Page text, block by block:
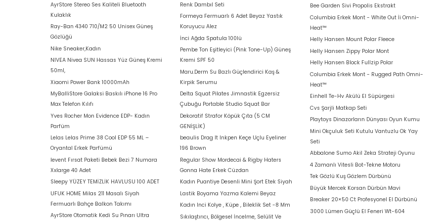
AyrStore Stereo Ses Kaliteli Bluetooth
Kulaklık
Ray-Ban 4340 710/M2 50 Unisex Güneş
Gözlüğü
Nike Sneaker,Kadın
NIVEA Nivea SUN Hassas Yüz Güneş Kremi
50ml,
Xiaomi Power Bank 10000mAh
MyBalliStore Galaksi Baskılı iPhone 16 Pro
Max Telefon Kılıfı
Yves Rocher Mon Evidence EDP- Kadın
Parfüm
Lelas Lelas Prime 38 Cool EDP 55 ML –
Oryantal Erkek Parfümü
levent Fırsat Paketi Bebek Bezi 7 Numara
Xxlarge 40 Adet
Sleepy YÜZEY TEMİZLİK HAVLUSU 100 ADET
UFUK HOME Milas 211 Masalı Siyah
Fermuarlı Bahçe Balkon Takımı
AyrStore Otomatik Kedi Su Pınarı Ultra
Renk Dambıl Seti
Formeya Fermuarlı 6 Adet Beyaz Yastık
Koruyucu Alez
İnci Ağda Spatula 100lü
Pembe Ton Eşitleyici (Pink Tone-Up) Güneş
Kremi SPF 50
Maru.Derm Su Bazlı Güçlendirici Kaş &
Kirpik Serumu
Delta Squat Pilates Jimnastik Egzersiz
Çubuğu Portable Studio Squat Bar
Dekoratif Strafor Köpük Çıta (5 CM
GENİŞLİK)
beaulis Drag It Inkpen Keçe Uçlu Eyeliner
196 Brown
Regular Show Mordecai & Rigby Haters
Gonna Hate Erkek Cüzdan
Kadın Puantiye Desenli Mini Şort Etek Siyah
Lastik Boyama Yazma Kalemi Beyaz
Kadın Inci Kolye , Küpe , Bileklik Set -8 Mm
Sıkılaştırıcı, Bölgesel İncelme, Selülit Ve
Bee Garden Sivi Propolis Ekstrakt
Columbia Erkek Mont - White Out İi Omni-
Heat™
Helly Hansen Mount Polar Fleece
Helly Hansen Zippy Polar Mont
Helly Hansen Block Fullzip Polar
Columbia Erkek Mont - Rugged Path Omni-
Heat™
Einhell Te-Hv Akülü El Süpürgesi
Cvs Şarjli Matkap Seti
Playtoys Dinazorların Dünyası Oyun Kumu
Mini Okçuluk Seti Kutulu Vantuzlu Ok Yay
Seti
Abbalone Sumo Akil Zeka Strateji Oyunu
4 Zamanlı Vitesli Bot-Tekne Motoru
Tek Gözlü Kuş Gözlem Dürbünü
Büyük Mercek Korsan Dürbün Mavi
Breaker 20×50 Ct Profesyonel El Dürbünü
3000 Lümen Güçlü El Feneri Wt-604